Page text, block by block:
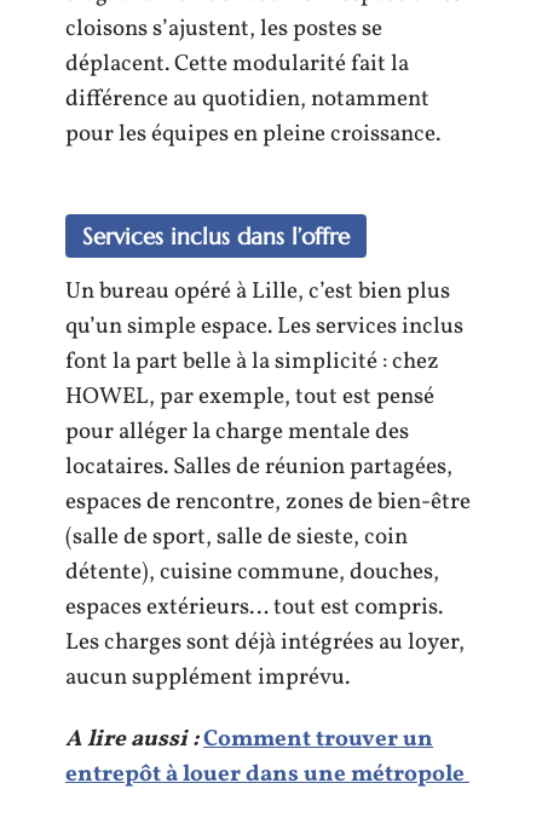
cloisons s’ajustent, les postes se
déplacent. Cette modularité fait la
différence au quotidien, notamment
pour les équipes en pleine croissance.
Services inclus dans l’offre
Un bureau opéré à Lille, c’est bien plus
qu’un simple espace. Les services inclus
font la part belle à la simplicité : chez
HOWEL, par exemple, tout est pensé
pour alléger la charge mentale des
locataires. Salles de réunion partagées,
espaces de rencontre, zones de bien-être
(salle de sport, salle de sieste, coin
détente), cuisine commune, douches,
espaces extérieurs… tout est compris.
Les charges sont déjà intégrées au loyer,
aucun supplément imprévu.
A lire aussi :Comment trouver un
entrepôt à louer dans une métropole